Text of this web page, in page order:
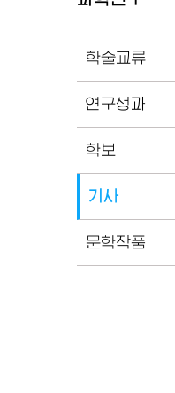
학술교류
연구성과
학보
기사
문학작품